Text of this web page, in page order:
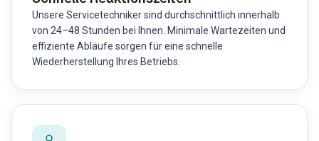
Unsere Servicetechniker sind durchschnittlich innerhalb
von 24–48 Stunden bei Ihnen. Minimale Wartezeiten und
effiziente Abläufe sorgen für eine schnelle
Wiederherstellung Ihres Betriebs.